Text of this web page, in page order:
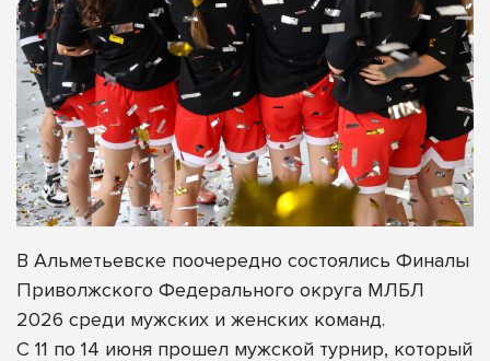
В Альметьевске поочередно состоялись Финалы
Приволжского Федерального округа МЛБЛ
2026 среди мужских и женских команд.
С 11 по 14 июня прошел мужской турнир, который